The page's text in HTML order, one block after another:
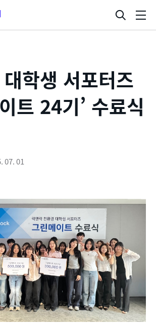
검
색
학생 서포터즈
트 24기’ 수료식
07. 01